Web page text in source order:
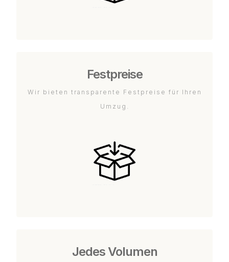
Festpreise
Wir bieten transparente Festpreise für Ihren
Umzug.
Jedes Volumen